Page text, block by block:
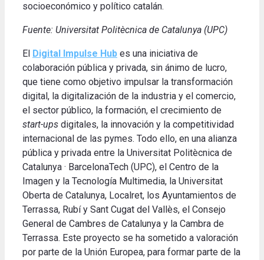
socioeconómico y político catalán.
Fuente: Universitat Politècnica de Catalunya (UPC)
El Digital Impulse Hub es una iniciativa de
colaboración pública y privada, sin ánimo de lucro,
que tiene como objetivo impulsar la transformación
digital, la digitalización de la industria y el comercio,
el sector público, la formación, el crecimiento de
start-ups digitales, la innovación y la competitividad
internacional de las pymes. Todo ello, en una alianza
pública y privada entre la Universitat Politècnica de
Catalunya · BarcelonaTech (UPC), el Centro de la
Imagen y la Tecnología Multimedia, la Universitat
Oberta de Catalunya, Localret, los Ayuntamientos de
Terrassa, Rubí y Sant Cugat del Vallès, el Consejo
General de Cambres de Catalunya y la Cambra de
Terrassa. Este proyecto se ha sometido a valoración
por parte de la Unión Europea, para formar parte de la